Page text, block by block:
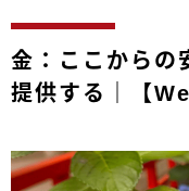
金：ここからの
提供する｜【